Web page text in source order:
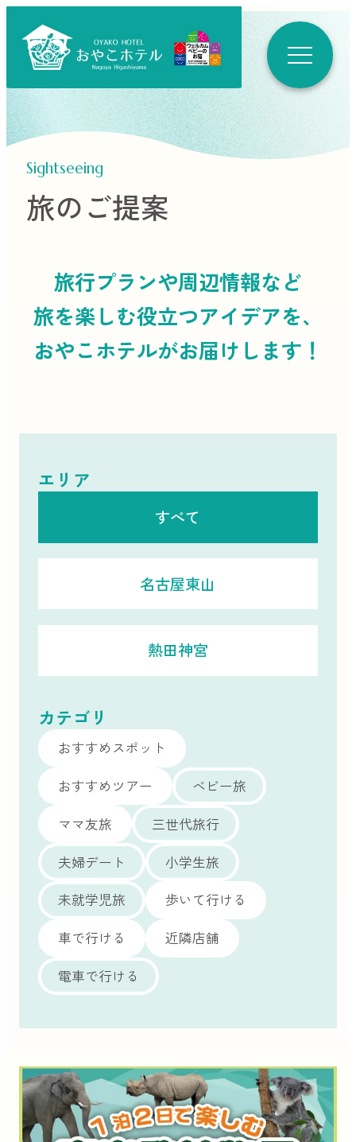
Sightseeing
旅のご提案
旅行プランや周辺情報など
旅を楽しむ役立つアイデアを、
おやこホテルがお届けします！
エリア
すべて
名古屋東山
熱田神宮
カテゴリ
おすすめスポット
おすすめツアー
ベビー旅
ママ友旅
三世代旅行
夫婦デート
小学生旅
未就学児旅
歩いて行ける
車で行ける
近隣店舗
電車で行ける